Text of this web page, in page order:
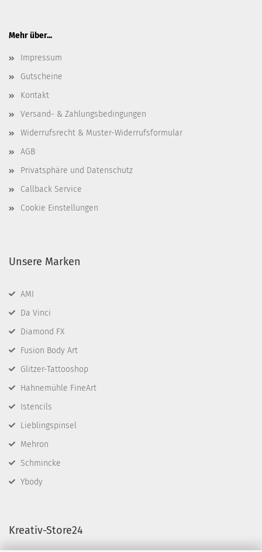
Mehr über...
Impressum
Gutscheine
Kontakt
Versand- & Zahlungsbedingungen
Widerrufsrecht & Muster-Widerrufsformular
AGB
Privatsphäre und Datenschutz
Callback Service
Cookie Einstellungen
Unsere Marken
AMI
Da Vinci
Diamond FX
Fusion Body Art
Glitzer-Tattooshop
Hahnemühle FineArt
Istencils
Lieblingspinsel
Mehron
Schmincke
Ybody
Kreativ-Store24